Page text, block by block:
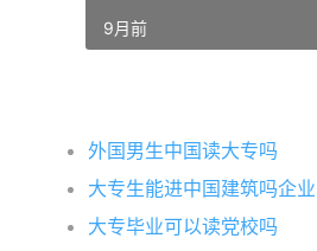
9月前
外国男生中国读大专吗
大专生能进中国建筑吗企业
大专毕业可以读党校吗